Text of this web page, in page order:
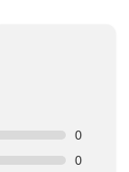
0
0